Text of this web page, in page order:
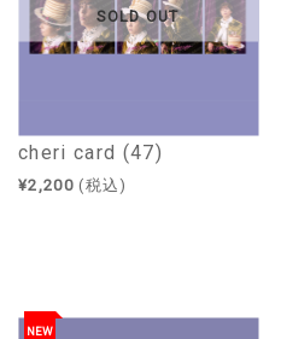
SOLD OUT
cheri card (47)
¥2,200 (税込)
NEW